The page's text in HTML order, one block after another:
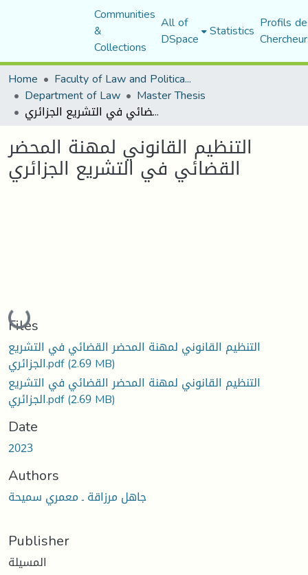
Communities
&
Collections
All of
DSpace Statistics Profils
Home
Faculty of Law and Political Science
Department of Law Master Thesis
التنظيم القانوني لمهنة المحضر القضائي في التشريع الجزائري
التنظيم القانوني لمهنة المحضر
القضائي في التشريع الجزائري
Loading...
Files
التنظيم القانوني لمهنة المحضر القضائي في التشريع
الجزائري.pdf(2.69 MB)
التنظيم القانوني لمهنة المحضر القضائي في التشريع
الجزائري.pdf(2.69 MB)
Date
2023
Authors
جاهل مرزاقة ـ معمري سميحة
Publisher
المسيلة